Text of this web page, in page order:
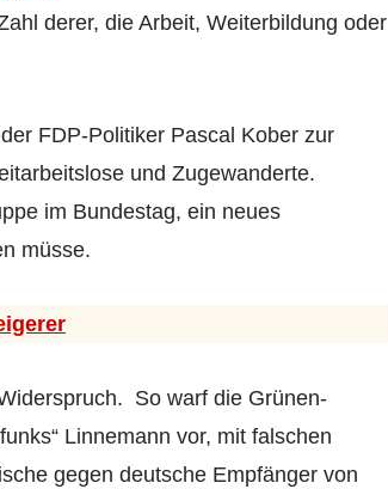
derer, die Arbeit, Weiterbildung oder
FDP-Politiker Pascal Kober zur
und Zugewanderte.
im Bundestag, ein neues
müsse.
So warf die Grünen-
Linnemann vor, mit falschen
gegen deutsche Empfänger von